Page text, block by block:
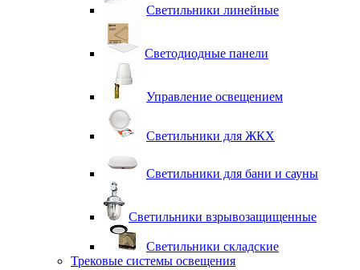
Светильники линейные
Светодиодные панели
Управление освещением
Светильники для ЖКХ
Светильники для бани и сауны
Светильники взрывозащищенные
Светильники складские
Трековые системы освещения